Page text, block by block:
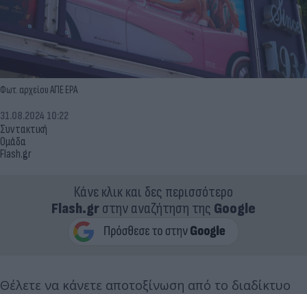
Φωτ. αρχείου ΑΠΕ ΕΡΑ
Συντακτική
Ομάδα
Flash.gr
31.08.2024 10:22
Κάνε κλικ και δες περισσότερο
Flash.grστην αναζήτηση της Google
Θέλετε να κάνετε αποτοξίνωση από το διαδίκτυο